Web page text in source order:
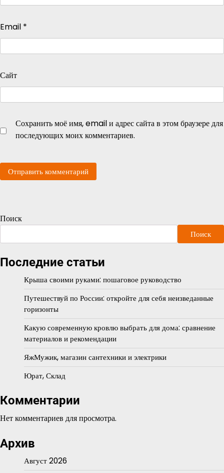
Email *
Сайт
Сохранить моё имя, email и адрес сайта в этом браузере для
последующих моих комментариев.
Поиск
Поиск
Последние статьи
Крыша своими руками: пошаговое руководство
Путешествуй по России: откройте для себя неизведанные
горизонты
Какую современную кровлю выбрать для дома: сравнение
материалов и рекомендации
ЯжМужик, магазин сантехники и электрики
Юрат, Склад
Комментарии
Нет комментариев для просмотра.
Архив
Август 2026